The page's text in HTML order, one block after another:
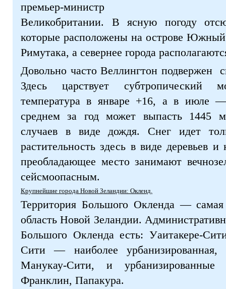
премьер-министр
Великобритании. В ясную погоду
которые расположены на острове
Римутака, а севернее города
Довольно часто Веллингтон подвержен
Здесь царствует субтропический
температура в январе +16, а в июле
среднем за год может выпасть 1445
случаев в виде дождя. Снег идет
растительность здесь в виде деревьев
преобладающее место занимают
сейсмоопасным.
Крупнейшие города Новой Зеландии: Окленд.
Территория Большого Окленда — самая
область Новой Зеландии.
Большого Окленда есть: Уаитакере-
Сити — наиболее урбанизированная,
Манукау-Сити, и
Франклин, Папакура.